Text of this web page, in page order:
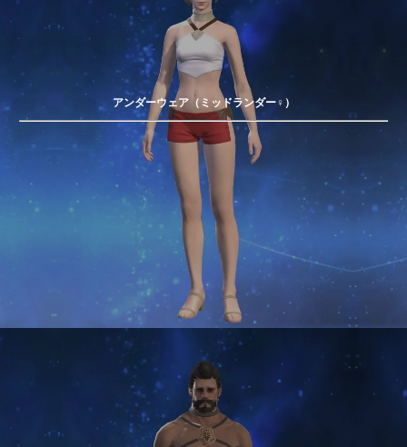
アンダーウェア（ミッドランダー♀）